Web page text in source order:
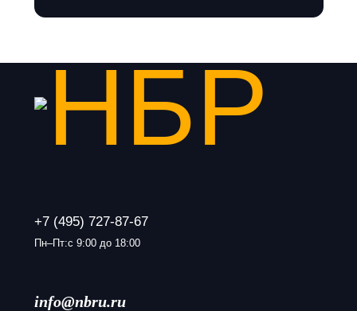
+7 (495) 727-87-67
Пн–Пт:с 9:00 до 18:00
info@nbru.ru